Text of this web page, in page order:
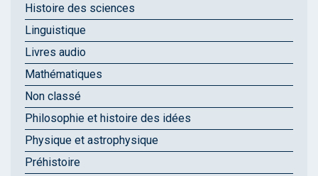
Histoire des sciences
Linguistique
Livres audio
Mathématiques
Non classé
Philosophie et histoire des idées
Physique et astrophysique
Préhistoire